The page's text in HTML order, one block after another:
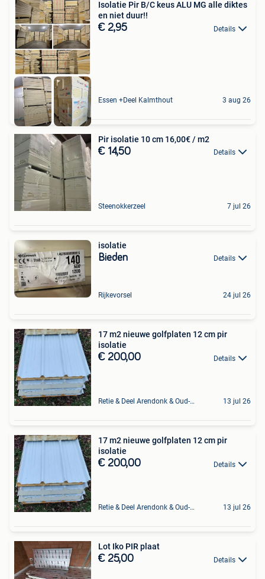
Isolatie Pir B/C keus ALU MG alle diktes
en niet duur!!
€ 2,95 Details
Essen +Deel Kalmthout 3 aug 26
Pir isolatie 10 cm 16,00€ / m2
€ 14,50 Details
Steenokkerzeel 7 jul 26
isolatie
Bieden Details
Rijkevorsel 24 jul 26
17 m2 nieuwe golfplaten 12 cm pir
isolatie
€ 200,00 Details
Retie & Deel Arendonk & Oud-Turnhout 13 jul 26
17 m2 nieuwe golfplaten 12 cm pir
isolatie
€ 200,00 Details
Retie & Deel Arendonk & Oud-Turnhout 13 jul 26
Lot Iko PIR plaat
€ 25,00 Details